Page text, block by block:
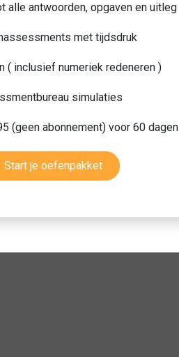
alle antwoorden, opgaven en uitleg
met tijdsdruk
( inclusief numeriek redeneren )
simulaties
(geen abonnement) voor 60 dagen
Start je oefenpakket